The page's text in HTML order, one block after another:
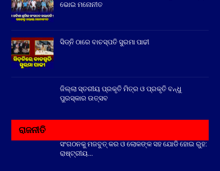
ଭୋଇ ମନୋନୀତ
ସିଡ୍‌ନି ଠାରେ ବାଚସ୍ପତି ସୁରମା ପାଢୀ
ଜିଲ୍ଲା ସ୍ତରୀୟ ପ୍ରକୃତି ମିତ୍ର ଓ ପ୍ରକୃତି ବନ୍ଧୁ
ପୁରସ୍କାର ଉତ୍ସବ
ରାଜନୀତି
ସଂଗଠନକୁ ମଜବୁତ୍ କର ଓ ଲୋକଙ୍କ ସହ ଯୋଡି ହୋଇ ରୁହ:
ରାଷ୍ଟ୍ରୀୟ…